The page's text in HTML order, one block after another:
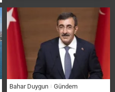
Bahar Duygun Gündem